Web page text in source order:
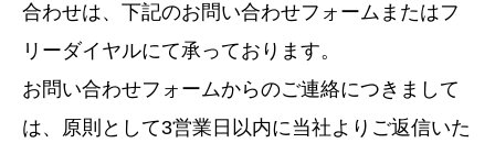
合わせは、下記のお問い合わせフォームまたはフ
リーダイヤルにて承っております。
お問い合わせフォームからのご連絡につきまして
は、原則として3営業日以内に当社よりご返信いた